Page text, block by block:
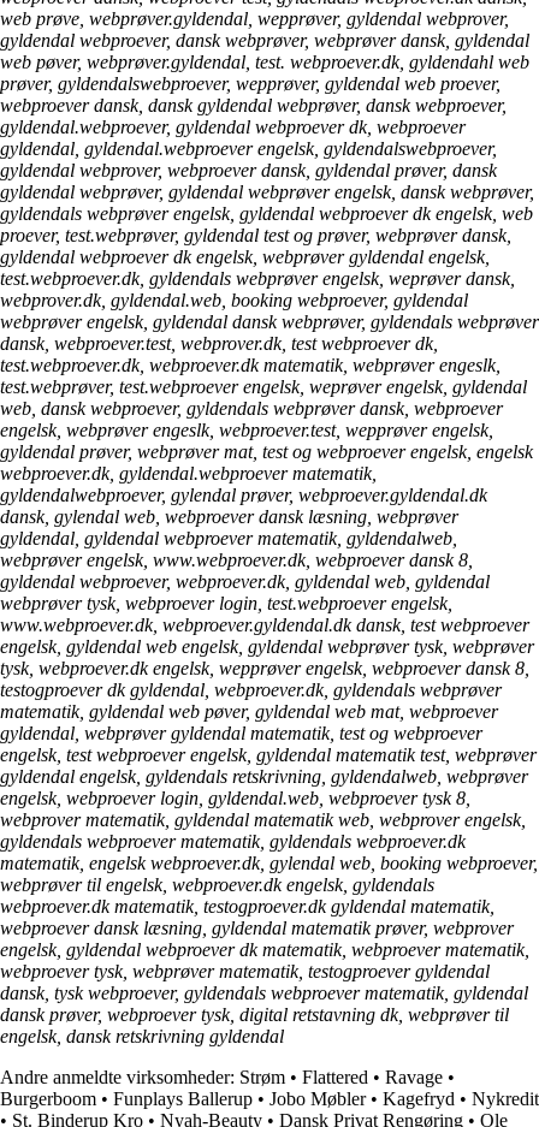
web prøve, webprøver.gyldendal, wepprøver, gyldendal webprover,
gyldendal webproever, dansk webprøver, webprøver dansk, gyldendal
web pøver, webprøver.gyldendal, test. webproever.dk, gyldendahl web
prøver, gyldendalswebproever, wepprøver, gyldendal web proever,
webproever dansk, dansk gyldendal webprøver, dansk webproever,
gyldendal.webproever, gyldendal webproever dk, webproever
gyldendal, gyldendal.webproever engelsk, gyldendalswebproever,
gyldendal webprover, webproever dansk, gyldendal prøver, dansk
gyldendal webprøver, gyldendal webprøver engelsk, dansk webprøver,
gyldendals webprøver engelsk, gyldendal webproever dk engelsk, web
proever, test.webprøver, gyldendal test og prøver, webprøver dansk,
gyldendal webproever dk engelsk, webprøver gyldendal engelsk,
test.webproever.dk, gyldendals webprøver engelsk, weprøver dansk,
webprover.dk, gyldendal.web, booking webproever, gyldendal
webprøver engelsk, gyldendal dansk webprøver, gyldendals webprøver
dansk, webproever.test, webprover.dk, test webproever dk,
test.webproever.dk, webproever.dk matematik, webprøver engeslk,
test.webprøver, test.webproever engelsk, weprøver engelsk, gyldendal
web, dansk webproever, gyldendals webprøver dansk, webproever
engelsk, webprøver engeslk, webproever.test, wepprøver engelsk,
gyldendal prøver, webprøver mat, test og webproever engelsk, engelsk
webproever.dk, gyldendal.webproever matematik,
gyldendalwebproever, gylendal prøver, webproever.gyldendal.dk
dansk, gylendal web, webproever dansk læsning, webprøver
gyldendal, gyldendal webproever matematik, gyldendalweb,
webprøver engelsk, www.webproever.dk, webproever dansk 8,
gyldendal webproever, webproever.dk, gyldendal web, gyldendal
webprøver tysk, webproever login, test.webproever engelsk,
www.webproever.dk, webproever.gyldendal.dk dansk, test webproever
engelsk, gyldendal web engelsk, gyldendal webprøver tysk, webprøver
tysk, webproever.dk engelsk, wepprøver engelsk, webproever dansk 8,
testogproever dk gyldendal, webproever.dk, gyldendals webprøver
matematik, gyldendal web pøver, gyldendal web mat, webproever
gyldendal, webprøver gyldendal matematik, test og webproever
engelsk, test webproever engelsk, gyldendal matematik test, webprøver
gyldendal engelsk, gyldendals retskrivning, gyldendalweb, webprøver
engelsk, webproever login, gyldendal.web, webproever tysk 8,
webprover matematik, gyldendal matematik web, webprover engelsk,
gyldendals webproever matematik, gyldendals webproever.dk
matematik, engelsk webproever.dk, gylendal web, booking webproever,
webprøver til engelsk, webproever.dk engelsk, gyldendals
webproever.dk matematik, testogproever.dk gyldendal matematik,
webproever dansk læsning, gyldendal matematik prøver, webprover
engelsk, gyldendal webproever dk matematik, webproever matematik,
webproever tysk, webprøver matematik, testogproever gyldendal
dansk, tysk webproever, gyldendals webproever matematik, gyldendal
dansk prøver, webproever tysk, digital retstavning dk, webprøver til
engelsk, dansk retskrivning gyldendal
Andre anmeldte virksomheder: Strøm • Flattered • Ravage •
Burgerboom • Funplays Ballerup • Jobo Møbler• Kagefryd • Nykredit
• St. Binderup Kro • Nyah-Beauty • Dansk Privat Rengøring • Ole